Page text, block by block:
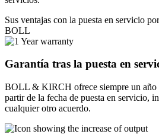
Sus ventajas con la puesta en servicio
BOLL
Garantía tras la puesta en
BOLL & KIRCH ofrece siempre un año
partir de la fecha de puesta en servicio,
cualquier otro acuerdo.